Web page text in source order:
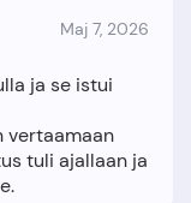
Maj 7, 2026
ja se istui
vertaamaan
tuli ajallaan ja